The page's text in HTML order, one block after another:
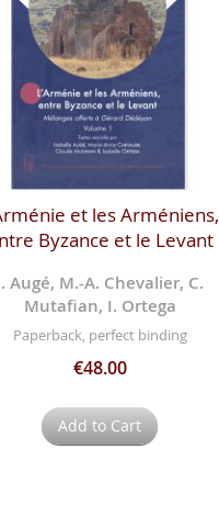
et les Arméniens,
Byzance et le Levant
Augé, M.-A. Chevalier, C.
Mutafian, I. Ortega
Paperback, perfect binding
€48.00
Add to Cart